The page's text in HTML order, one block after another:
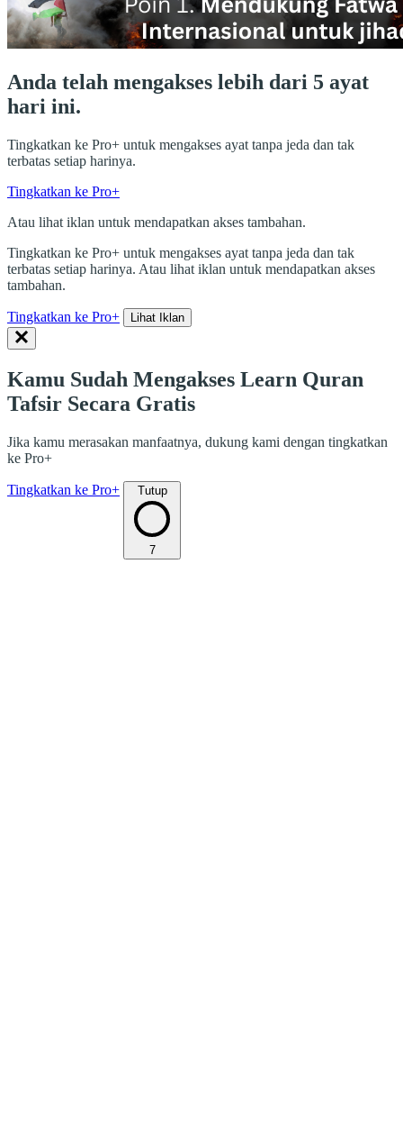
Anda telah mengakses lebih dari 5 ayat
hari ini.
Tingkatkan ke Pro+ untuk mengakses ayat tanpa jeda dan tak
terbatas setiap harinya.
Tingkatkan ke Pro+
Atau lihat iklan untuk mendapatkan akses tambahan.
Tingkatkan ke Pro+ untuk mengakses ayat tanpa jeda dan tak
terbatas setiap harinya. Atau lihat iklan untuk mendapatkan akses
tambahan.
Tingkatkan ke Pro+ Lihat Iklan
Kamu Sudah Mengakses Learn Quran
Tafsir Secara Gratis
Jika kamu merasakan manfaatnya, dukung kami dengan tingkatkan
ke Pro+
Tingkatkan ke Pro+ Tutup
7